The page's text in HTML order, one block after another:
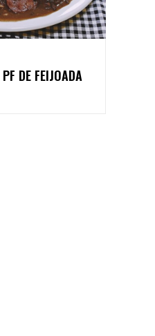
DE FEIJOADA